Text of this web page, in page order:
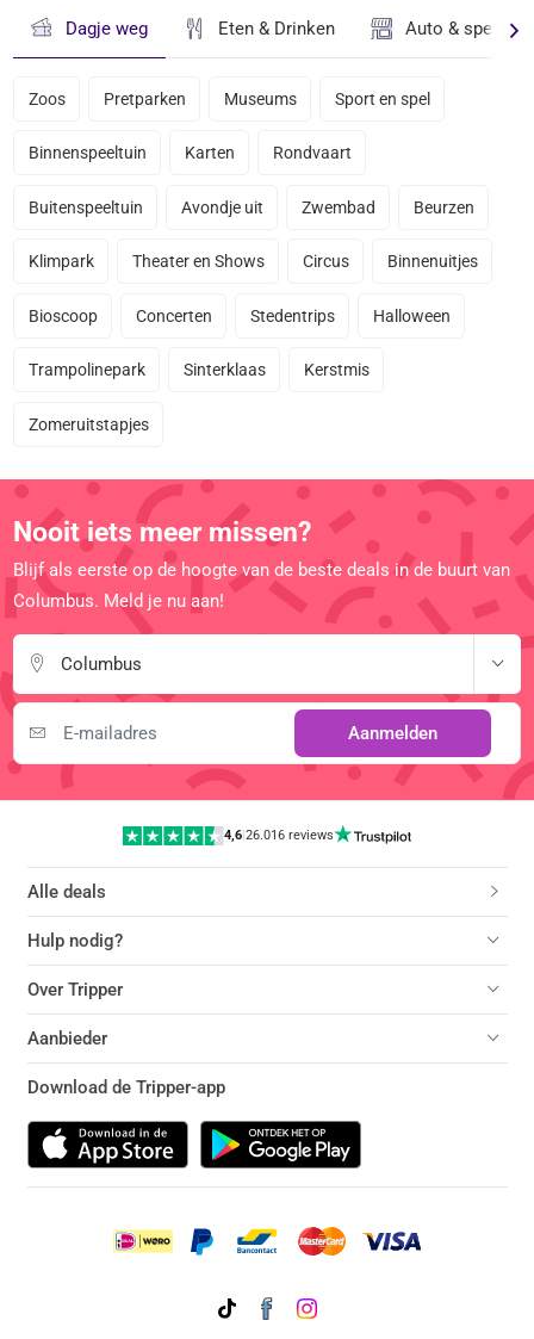
Dagje weg Eten & Drinken Auto &
Zoos Pretparken Museums Sport en spel
Binnenspeeltuin Karten Rondvaart
Buitenspeeltuin Avondje uit Zwembad Beurzen
Klimpark Theater en Shows Circus Binnenuitjes
Bioscoop Concerten Stedentrips Halloween
Trampolinepark Sinterklaas Kerstmis
Zomeruitstapjes
Nooit iets meer missen?
Blijf als eerste op de hoogte van de beste deals in de buurt van
Columbus. Meld je nu aan!
Columbus
Aanmelden
4,6|26.016 reviews
Alle deals
Hulp nodig?
Over Tripper
Aanbieder
Download de Tripper-app